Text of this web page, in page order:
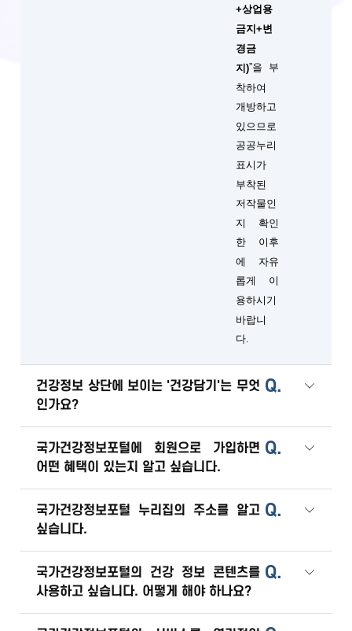
+상업용
금지+변
경금
지)”을 부
착하여
개방하고
있으므로
공공누리
표시가
부착된
저작물인
지 확인
한 이후
에 자유
롭게 이
용하시기
바랍니
다.
Q.
건강정보 상단에 보이는 '건강담기'는 무엇
인가요?
Q.
국가건강정보포털에 회원으로 가입하면
어떤 혜택이 있는지 알고 싶습니다.
Q.
국가건강정보포털 누리집의 주소를 알고
싶습니다.
Q.
국가건강정보포털의 건강 정보 콘텐츠를
사용하고 싶습니다. 어떻게 해야 하나요?